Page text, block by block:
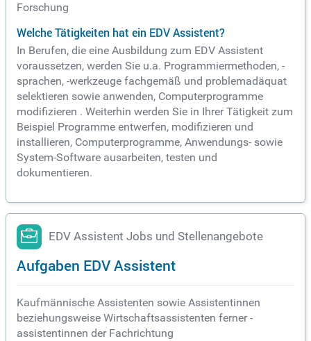
Forschung
Welche Tätigkeiten hat ein EDV Assistent?
In Berufen, die eine Ausbildung zum EDV Assistent
voraussetzen, werden Sie u.a. Programmiermethoden, -
sprachen, -werkzeuge fachgemäß und problemadäquat
selektieren sowie anwenden, Computerprogramme
modifizieren . Weiterhin werden Sie in Ihrer Tätigkeit zum
Beispiel Programme entwerfen, modifizieren und
installieren, Computerprogramme, Anwendungs- sowie
System-Software ausarbeiten, testen und
dokumentieren.
EDV Assistent Jobs und Stellenangebote
Aufgaben EDV Assistent
Kaufmännische Assistenten sowie Assistentinnen
beziehungsweise Wirtschaftsassistenten ferner -
assistentinnen der Fachrichtung